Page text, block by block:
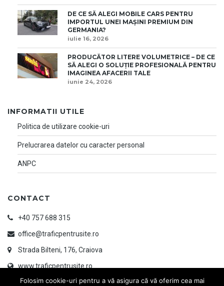
DE CE SĂ ALEGI MOBILE CARS PENTRU
IMPORTUL UNEI MAȘINI PREMIUM DIN
GERMANIA?
iulie 16, 2026
PRODUCĂTOR LITERE VOLUMETRICE – DE CE
SĂ ALEGI O SOLUȚIE PROFESIONALĂ PENTRU
IMAGINEA AFACERII TALE
iunie 24, 2026
INFORMATII UTILE
Politica de utilizare cookie-uri
Prelucrarea datelor cu caracter personal
ANPC
CONTACT
+40 757 688 315
office@traficpentrusite.ro
Strada Bilteni, 176, Craiova
www.traficpentrusite.ro
Folosim cookie-uri pentru a vă asigura că vă oferim cea mai